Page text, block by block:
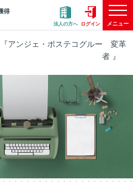
得
法人の方へ ログイン メニュー
『アンジェ・ポステコグルー 変革
者 』